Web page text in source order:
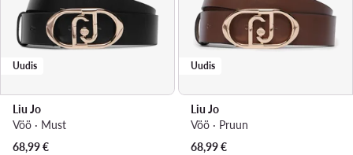
Uudis
Liu Jo
Vöö · Must
68,99€
Uudis
Liu Jo
Vöö · Pruun
68,99€